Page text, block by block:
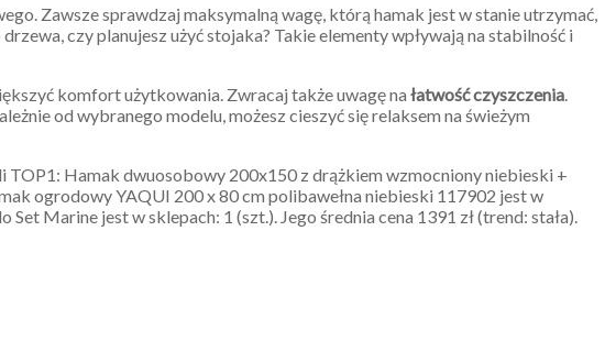
Zawsze sprawdzaj maksymalną wagę, którą hamak jest w stanie utrzymać,
czy planujesz użyć stojaka? Takie elementy wpływają na stabilność i
komfort użytkowania. Zwracaj także uwagę na łatwość czyszczenia.
od wybranego modelu, możesz cieszyć się relaksem na świeżym
TOP1: Hamak dwuosobowy 200x150 z drążkiem wzmocniony niebieski +
ogrodowy YAQUI 200 x 80 cm polibawełna niebieski 117902 jest w
Marine jest w sklepach: 1 (szt.). Jego średnia cena 1391 zł (trend: stała).